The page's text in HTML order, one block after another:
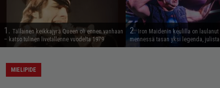
1. Tällainen keikkajyrä Queen oli ennen vanhaan
– katso tulinen livetallenne vuodelta 1979
2. Iron Maidenin keulilla on laulanut
mennessä tasan yksi legenda,
MIELIPIDE